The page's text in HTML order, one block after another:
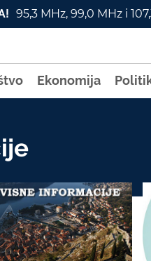
95,3 MHz, 99,0 MHz i
Ekonomija